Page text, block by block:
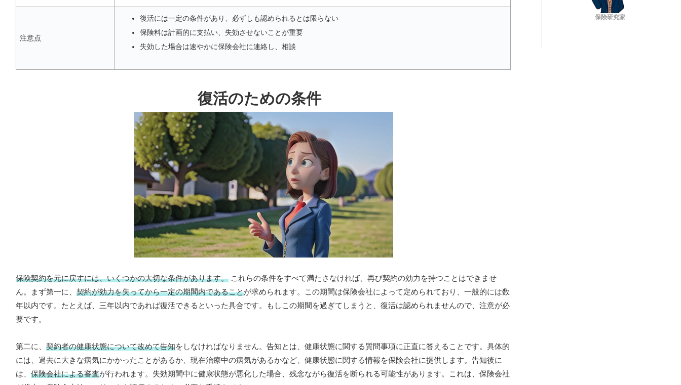
注意点
復活には一定の条件があり、必ずしも認められるとは限らない
保険料は計画的に支払い、失効させないことが重要
失効した場合は速やかに保険会社に連絡し、相談
復活のための条件
保険契約を元に戻すには、いくつかの大切な条件があります。 これらの条件をすべて満たさなければ、再び契約の効力を持つことはできませ
ん。まず第一に、 契約が効力を失ってから一定の期間内であることが求められます。この期間は保険会社によって定められており、一般的には数
年以内です。たとえば、三年以内であれば復活できるといった具合です。もしこの期間を過ぎてしまうと、復活は認められませんので、注意が必
要です。
第二に、 契約者の健康状態について改めて告知をしなければなりません。告知とは、健康状態に関する質問事項に正直に答えることです。具体的
には、過去に大きな病気にかかったことがあるか、現在治療中の病気があるかなど、健康状態に関する情報を保険会社に提供します。告知後に
は、 保険会社による審査が行われます。失効期間中に健康状態が悪化した場合、残念ながら復活を断られる可能性があります。これは、保険会社
保険研究家